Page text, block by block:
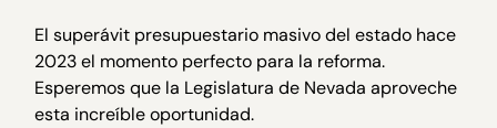
El superávit presupuestario masivo del estado hace
2023 el momento perfecto para la reforma.
Esperemos que la Legislatura de Nevada aproveche
esta increíble oportunidad.